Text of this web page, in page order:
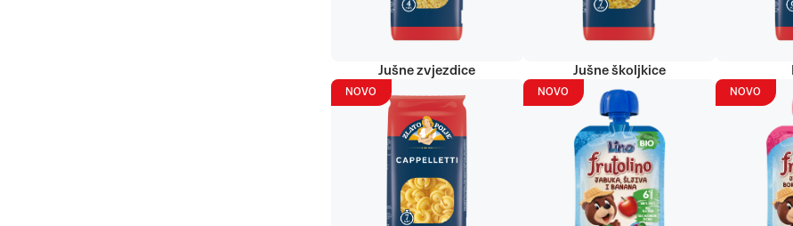
Jušne zvjezdice Jušne školjkice
NOVO NOVO NOVO